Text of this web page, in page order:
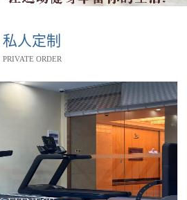
私人定制
PRIVATE ORDER